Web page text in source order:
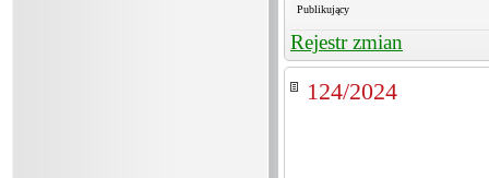
Publikujący
Rejestr zmian
124/2024